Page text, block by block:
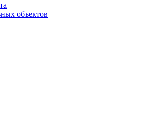
объектов